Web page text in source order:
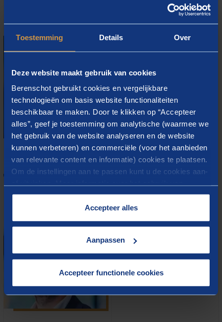
Toestemming Details Over
Deze website maakt gebruik van cookies
Berenschot gebruikt cookies en vergelijkbare
technologieën om basis website functionaliteiten
beschikbaar te maken. Door te klikken op “Accepteer
alles”, geef je toestemming om analytische (waarmee we
het gebruik van de website analyseren en de website
kunnen verbeteren) en commerciële (voor het aanbieden
van relevante content en informatie) cookies te plaatsen.
Om de instellingen aan te passen kunt u de cookies aan-
cookies op onze website treft u in onze
Accepteer alles
Aanpassen
Accepteer functionele cookies
Fabiënne Röben Ronald van der Mark